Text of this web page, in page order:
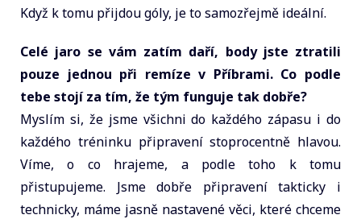
Když k tomu přijdou góly, je to samozřejmě ideální.
Celé jaro se vám zatím daří, body jste ztratili
pouze jednou při remíze v Příbrami. Co podle
tebe stojí za tím, že tým funguje tak dobře?
Myslím si, že jsme všichni do každého zápasu i do
každého tréninku připravení stoprocentně hlavou.
Víme, o co hrajeme, a podle toho k tomu
přistupujeme. Jsme dobře připravení takticky i
technicky, máme jasně nastavené věci, které chceme